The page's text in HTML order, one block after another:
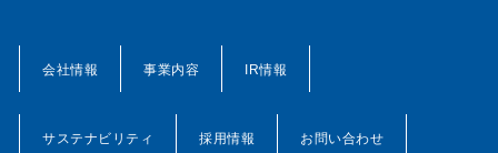
会社情報 事業内容 IR情報
サステナビリティ 採用情報 お問い合わせ